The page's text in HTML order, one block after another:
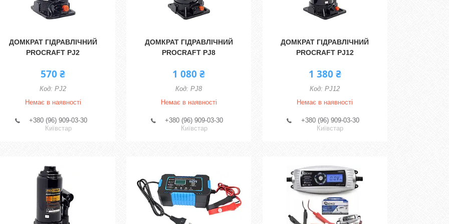
ДОМКРАТ ГІДРАВЛІЧНИЙ
PROCRAFT PJ2
570 ₴
PJ2
Немає в наявності
+380 (96) 909-03-30
Київстар
ДОМКРАТ ГІДРАВЛІЧНИЙ
PROCRAFT PJ8
1 080 ₴
PJ8
Немає в наявності
+380 (96) 909-03-30
Київстар
ДОМКРАТ ГІДРАВЛІЧНИЙ
PROCRAFT PJ12
1 380 ₴
PJ12
Немає в наявності
+380 (96) 909-03-30
Київстар